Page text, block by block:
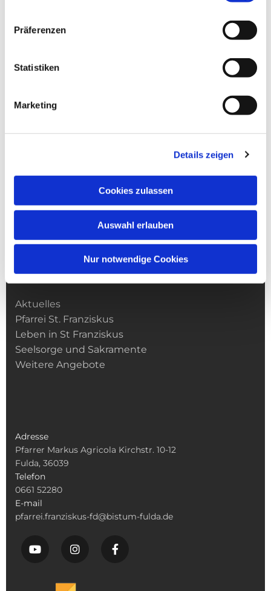
Präferenzen
Statistiken
Marketing
Details zeigen
Cookies zulassen
Auswahl erlauben
Nur notwendige Cookies
Kirchengemeinde­­ St. Franziskus
Aktuelles
Pfarrei St. Franziskus
Leben in St Franziskus
Seelsorge und Sakramente
Weitere Angebote
Adresse
Pfarrer Markus Agricola Kirchstr. 10-12
Fulda, 36039
Telefon
0661 52280
E-mail
pfarrei.franziskus-fd@bistum-fulda.de